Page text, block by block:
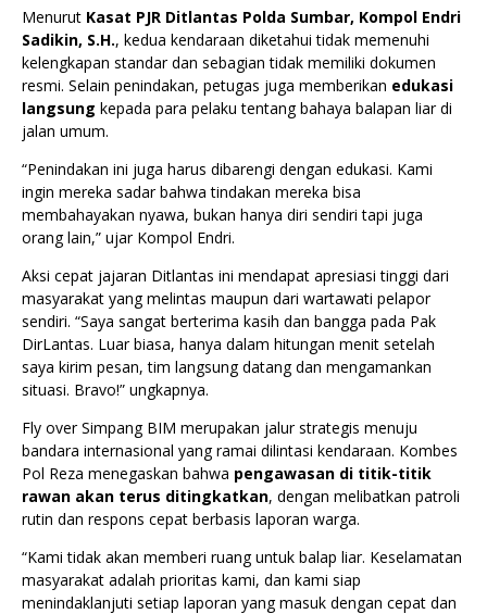
Menurut Kasat PJR Ditlantas Polda Sumbar, Kompol Endri
Sadikin, S.H., kedua kendaraan diketahui tidak memenuhi
kelengkapan standar dan sebagian tidak memiliki dokumen
resmi. Selain penindakan, petugas juga memberikan edukasi
langsung kepada para pelaku tentang bahaya balapan liar di
jalan umum.
“Penindakan ini juga harus dibarengi dengan edukasi. Kami
ingin mereka sadar bahwa tindakan mereka bisa
membahayakan nyawa, bukan hanya diri sendiri tapi juga
orang lain,” ujar Kompol Endri.
Aksi cepat jajaran Ditlantas ini mendapat apresiasi tinggi dari
masyarakat yang melintas maupun dari wartawati pelapor
sendiri. “Saya sangat berterima kasih dan bangga pada Pak
DirLantas. Luar biasa, hanya dalam hitungan menit setelah
saya kirim pesan, tim langsung datang dan mengamankan
situasi. Bravo!” ungkapnya.
Fly over Simpang BIM merupakan jalur strategis menuju
bandara internasional yang ramai dilintasi kendaraan. Kombes
Pol Reza menegaskan bahwa pengawasan di titik-titik
rawan akan terus ditingkatkan, dengan melibatkan patroli
rutin dan respons cepat berbasis laporan warga.
“Kami tidak akan memberi ruang untuk balap liar. Keselamatan
masyarakat adalah prioritas kami, dan kami siap
menindaklanjuti setiap laporan yang masuk dengan cepat dan